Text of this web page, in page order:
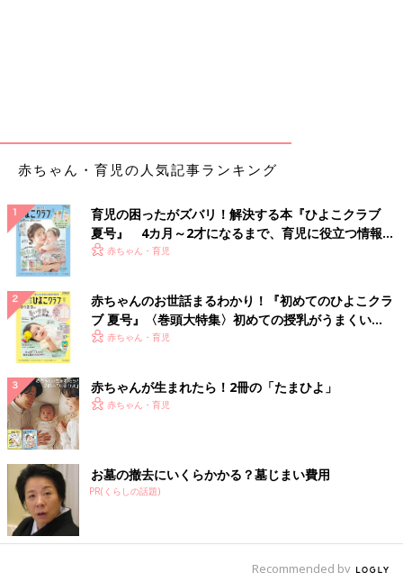
いちいち期待してしまう私。
「うちの子天才かも！
きっと将来は◯◯ね！！
今から◯◯教室に通わせた方がいいかしら！？」
…な～んて、みなさんも妄想を繰り広げちゃうことないですか？
思い返せばムスコが生まれてから、ことごとく妄想を暴走させて
きました。
ハイハイ・立っちが早かったので、将来陸上選手として活躍する
姿を思い描いたり、お風呂やシャワーを嫌がることが無かったの
赤ちゃん・育児の人気記事ランキング
育児の困ったがズバリ！解決する本『ひよこクラブ
夏号』 4カ月～2才になるまで、育児に役立つ情報が
いっぱい！
赤ちゃん・育児
赤ちゃんのお世話まるわかり！『初めてのひよこクラ
ブ 夏号』〈巻頭大特集〉初めての授乳がうまくい
く！ おっぱい・ミルクの基本と夏のトラブル 解決テ
赤ちゃん・育児
赤ちゃんが生まれたら！2冊の「たまひよ」
赤ちゃん・育児
お墓の撤去にいくらかかる？墓じまい費用
PR(くらしの話題)
Recommended by